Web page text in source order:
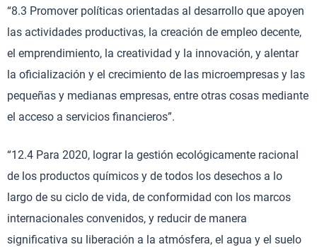
“8.3 Promover políticas orientadas al desarrollo que apoyen
las actividades productivas, la creación de empleo decente,
el emprendimiento, la creatividad y la innovación, y alentar
la oficialización y el crecimiento de las microempresas y las
pequeñas y medianas empresas, entre otras cosas mediante
el acceso a servicios financieros”.
“12.4 Para 2020, lograr la gestión ecológicamente racional
de los productos químicos y de todos los desechos a lo
largo de su ciclo de vida, de conformidad con los marcos
internacionales convenidos, y reducir de manera
significativa su liberación a la atmósfera, el agua y el suelo